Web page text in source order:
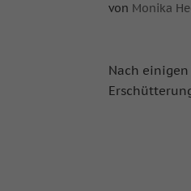
von Monika
Nach